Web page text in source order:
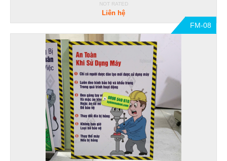
NOT RATED
Liên hệ
FM-08